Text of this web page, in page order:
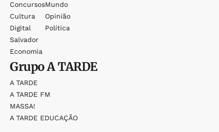
Concursos
Cultura
Digital
Salvador
Economia
Mundo
Opinião
Política
GrupoA TARDE
A TARDE
A TARDE FM
MASSA!
A TARDE EDUCAÇÃO